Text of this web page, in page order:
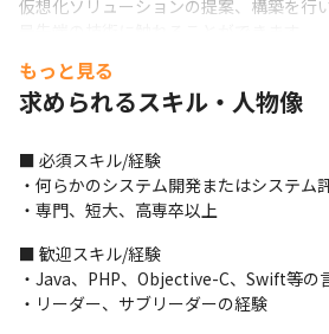
仮想化ソリューションの提案、構築を⾏い
※常駐先勤務：あり/関東（東京・神奈川
もっと見る
求められるスキル・人物像
■ 必須スキル/経験
・何らかのシステム開発またはシステム
・専⾨、短⼤、⾼専卒以上
■ 歓迎スキル/経験
・Java、PHP、Objective-C、Swift等の
・リーダー、サブリーダーの経験